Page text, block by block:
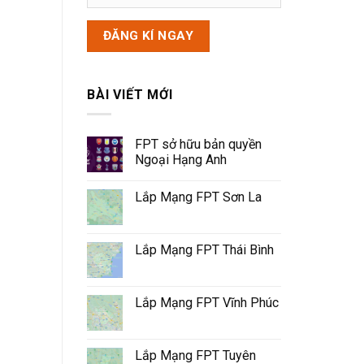
BÀI VIẾT MỚI
FPT sở hữu bản quyền
Ngoại Hạng Anh
Lắp Mạng FPT Sơn La
Lắp Mạng FPT Thái Bình
Lắp Mạng FPT Vĩnh Phúc
Lắp Mạng FPT Tuyên